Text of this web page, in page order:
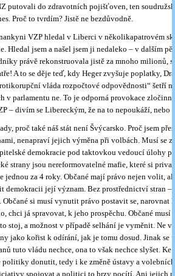
putovali do zdravotních pojišťoven, ten
Proč to tvrdím? Jistě ne bezdůvodně.
VZP hledal v Liberci v několikapatrovém
Hledal jsem a našel jsem ji nedaleko – v dalším
právě rekonstruovala jistě za mnoho milionů, s
A to se děje teď, kdy Heger zvyšuje poplatky,
vláda rozpočtové odpovědnosti“ šetří
v parlamentu ne. To je odporná provokace
– divím se Libereckým, že na to nepoukáží, nebo
proč také náš stát není Švýcarsko. Proč jsem
nenapraví jejich výměna při volbách. Musí se
demokracie pod taktovkou vedoucí úlohy
strany jsou nereformovatelné mafie, které si
jednou za 4 roky. Občané mají právo nejen volit,
demokracii její význam. Bez prostřednictví stran
Občané si musí vynutit právo postavit se, narovnat
chci já spravovat, k jeho prospěchu. Občané musí
stoj, a možnost v případě selhání je vyměnit. Ne
jako kořist k odírání, jak je tomu dosud. Jinak se
tuto vládu nechce, ona to však nechce slyšet. Ke
politiky donutit, tedy i ke změně ústavy a
spojovat a politici to brzy pocítí. Ani jejich